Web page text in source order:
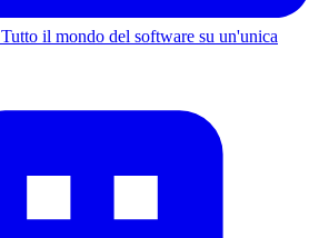
Tutto il mondo del software su un'unica